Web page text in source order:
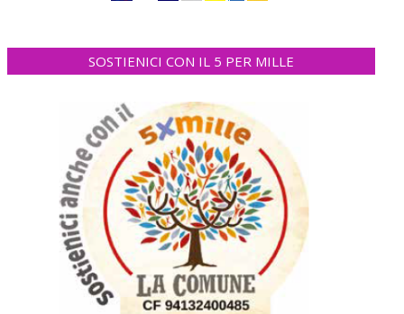
SOSTIENICI CON IL 5 PER MILLE